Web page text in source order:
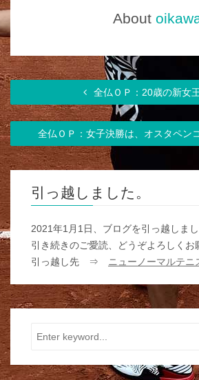
About
全仏ＯＰ：20歳の新女
全仏ＯＰ：女子決勝は、オスタペン
引っ越しました。
2021年1月1日、ブログを引っ越しまし
引き続きのご愛読、どうぞよろしくお
引っ越し先 ⇒
ニューノーマルテニ